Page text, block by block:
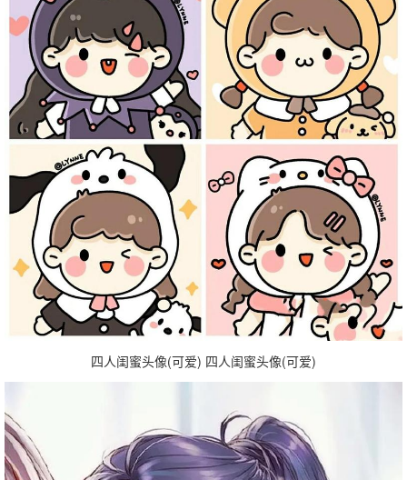
四人闺蜜头像(可爱) 四人闺蜜头像(可爱)